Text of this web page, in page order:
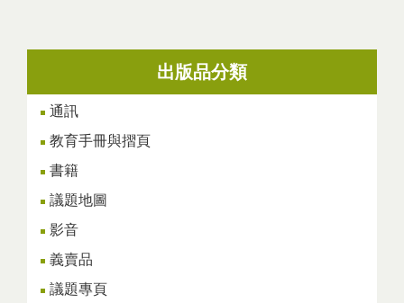
出版品分類
通訊
教育手冊與摺頁
書籍
議題地圖
影音
義賣品
議題專頁